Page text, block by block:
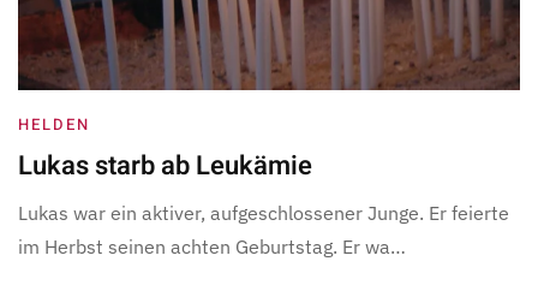
HELDEN
Lukas starb ab Leukämie
Lukas war ein aktiver, aufgeschlossener Junge. Er feierte
im Herbst seinen achten Geburtstag. Er wa…